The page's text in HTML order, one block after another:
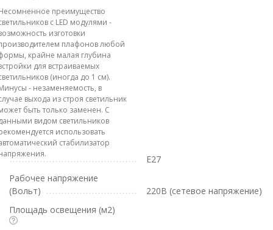
преимущество
с LED модулями -
изготовки
плафонов любой
крайне малая глубина
для встраиваемых
(иногда до 1 см).
- незаменяемость, в
выхода из строя светильник
быть только заменен. С
видом светильников
использовать
стабилизатор
E27
Рабочее напряжение
(Вольт)
220В (сетевое напряжение)
Площадь освещения (м2)